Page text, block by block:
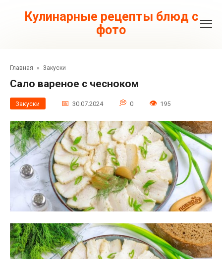
контентуКулинарные рецепты блюд с
фото
Главная » Закуски
Сало вареное с чесноком
Закуски 30.07.2024 0 195